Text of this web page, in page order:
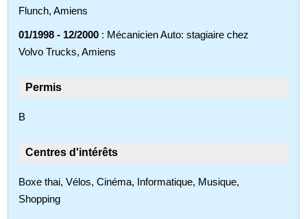
Flunch, Amiens
01/1998 - 12/2000 : Mécanicien Auto: stagiaire chez
Volvo Trucks, Amiens
Permis
B
Centres d'intérêts
Boxe thai, Vélos, Cinéma, Informatique, Musique,
Shopping